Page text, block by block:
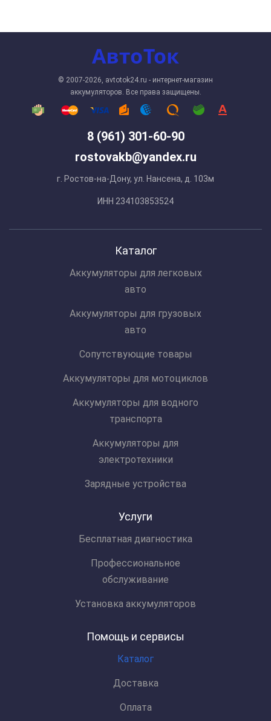
8 (961) 301-60-90
rostovakb@yandex.ru
г. Ростов-на-Дону, ул. Нансена, д. 103м
ИНН 234103853524
© 2007-2026, avtotok24.ru - интернет-магазин
аккумуляторов. Все права защищены.
Каталог
Аккумуляторы для легковых
авто
Аккумуляторы для грузовых
авто
Сопутствующие товары
Аккумуляторы для мотоциклов
Аккумуляторы для водного
транспорта
Аккумуляторы для
электротехники
Зарядные устройства
Услуги
Бесплатная диагностика
Профессиональное
обслуживание
Установка аккумуляторов
Помощь и сервисы
Каталог
Доставка
Оплата